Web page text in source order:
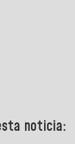
noticia: